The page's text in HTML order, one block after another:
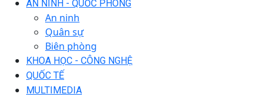
AN NINH - QUỐC PHÒNG
An ninh
Quân sự
Biên phòng
KHOA HỌC - CÔNG NGHỆ
QUỐC TẾ
MULTIMEDIA